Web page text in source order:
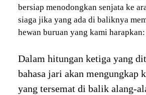
bersiap menodongkan senjata ke
siaga jika yang ada di baliknya
hewan buruan yang kami
Dalam hitungan ketiga yang
bahasa jari akan mengungkap
yang tersemat di balik alang-